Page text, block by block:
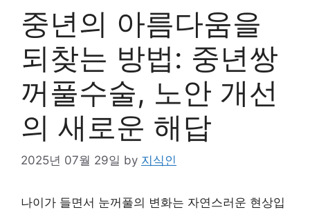
중년의 아름다움을
되찾는 방법: 중년쌍
꺼풀수술, 노안 개선
의 새로운 해답
2025년 07월 29일 by 지식인
나이가 들면서 눈꺼풀의 변화는 자연스러운 현상입